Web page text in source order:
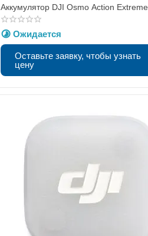
Аккумулятор DJI Osmo Action Extreme
Ожидается
Оставьте заявку, чтобы узнать
цену